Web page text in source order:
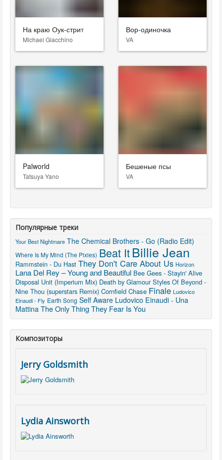
На краю Оук-стрит
Michael Giacchino
Вор-одиночка
VA
Palworld
Tatsuya Yano
Бешеные псы
VA
Популярные треки
Your Best Nightmare The Chemical Brothers - Go (Radio Edit)
Where Is My Mind (The Pixies) Beat ItBillie Jean
Rammstein - Du Hast They Don't Care About Us Horizon
Lana Del Rey – Young and Beautiful Bee Gees - Stayin' Alive
Disposal Unit (Imperium Mix) Death by Glamour Styles Of Beyond -
Nine Thou (superstars Remix) Cornfield Chase Finale Ludovico
Einaudi - Fly Earth Song Self Aware Ludovico Einaudi - Una
Mattina The Only Thing They Fear Is You
Композиторы
Jerry Goldsmith
Lydia Ainsworth